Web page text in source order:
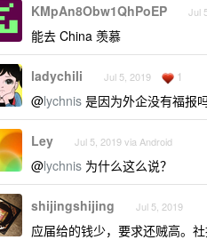
KMpAn8Obw1QhPoEP Jul
能去 China 羡慕
ladychili Jul 5, 2019 1
@lychnis 是因为外企没有福报
Ley Jul 5, 2019 via Android
@lychnis 为什么这么说？
shijingshijing Jul 5, 2019
应届给的钱少，要求还贼高。